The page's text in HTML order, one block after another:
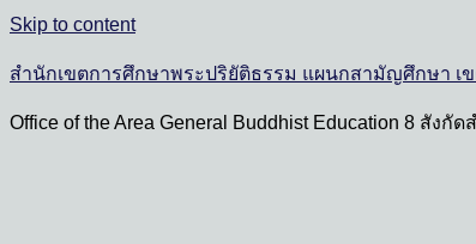
Skip to content
สำนักเขตการศึกษาพระปริยัติธรรม แผนกสามัญศึกษา เ
Office of the Area General Buddhist Education 8 สั